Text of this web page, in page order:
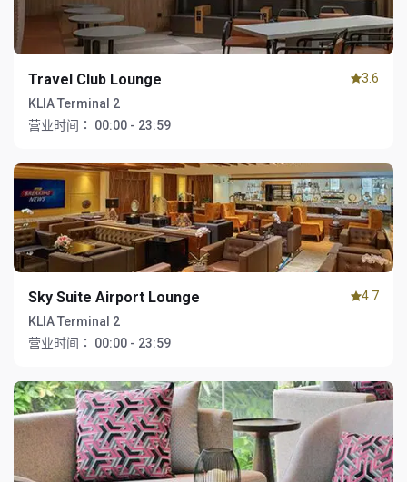
Travel Club Lounge
KLIA Terminal 2
营业时间：
00:00 - 23:59
3.6
Sky Suite Airport Lounge
KLIA Terminal 2
营业时间：
00:00 - 23:59
4.7